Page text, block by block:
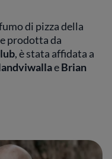
di pizza della
e prodotta da
, è stata affidata a
eBrian